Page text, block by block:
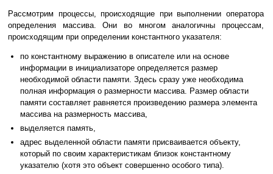
Рассмотрим процессы, происходящие при выполнении оператора
определения массива. Они во многом аналогичны процессам,
происходящим при определении константного указателя:
по константному выражению в описателе или на основе
информации в инициализаторе определяется размер
необходимой области памяти. Здесь сразу уже необходима
полная информация о размерности массива. Размер области
памяти составляет равняется произведению размера элемента
массива на размерность массива,
выделяется память,
адрес выделенной области памяти присваивается объекту,
который по своим характеристикам близок константному
указателю (хотя это объект совершенно особого типа).